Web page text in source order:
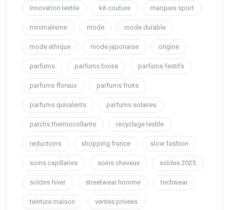
innovation textile kit couture marques sport
minimalisme mode mode durable
mode ethique mode japonaise origine
parfums parfums boiss parfums festifs
parfums floraux parfums fruits
parfums quivalents parfums solaires
patchs thermocollants recyclage textile
reductions shopping france slow fashion
soins capillaires soins cheveux soldes 2025
soldes hiver streetwear homme techwear
teinture maison ventes privees